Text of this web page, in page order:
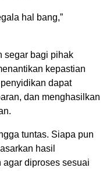
hal bang,”
segar bagi pihak
kepastian
dapat
dan menghasilkan
tuntas. Siapa pun
hasil
diproses sesuai